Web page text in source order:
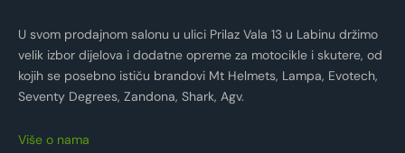
U svom prodajnom salonu u ulici Prilaz Vala 13 u Labinu držimo
velik izbor dijelova i dodatne opreme za motocikle i skutere, od
kojih se posebno ističu brandovi Mt Helmets, Lampa, Evotech,
Seventy Degrees, Zandona, Shark, Agv.
Više o nama